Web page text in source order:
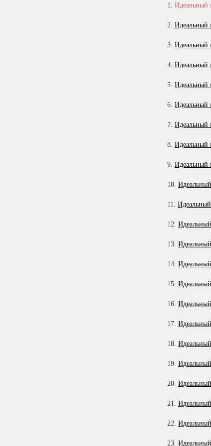
13
14
15
1. Идеальный
2. Идеальный
3. Идеальный
4. Идеальный
5. Идеальный
6. Идеальный
7. Идеальный
8. Идеальный
9. Идеальный
10.
11.
12.
13.
14.
15.
16.
17.
18.
19.
20.
21.
22.
23.